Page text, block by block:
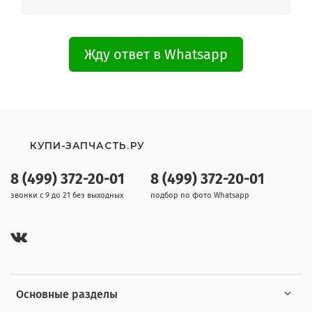
Жду ответ в Whatsapp
Основные разделы
8 (499) 372-20-01
звонки с 9 до 21 без выходных
8 (499) 372-20-01
подбор по фото Whatsapp
КУПИ-ЗАПЧАСТЬ.РУ